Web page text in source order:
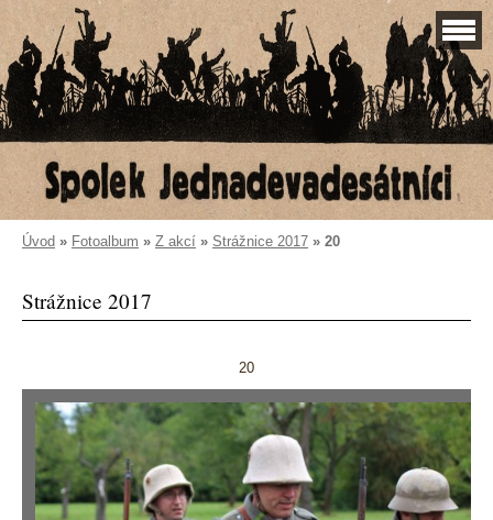
Úvod » Fotoalbum » Z akcí » Strážnice 2017 » 20
Strážnice 2017
20